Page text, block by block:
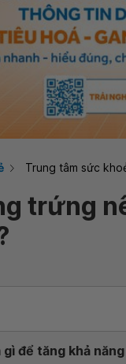
Trung tâm sức
trứng
để tăng khả